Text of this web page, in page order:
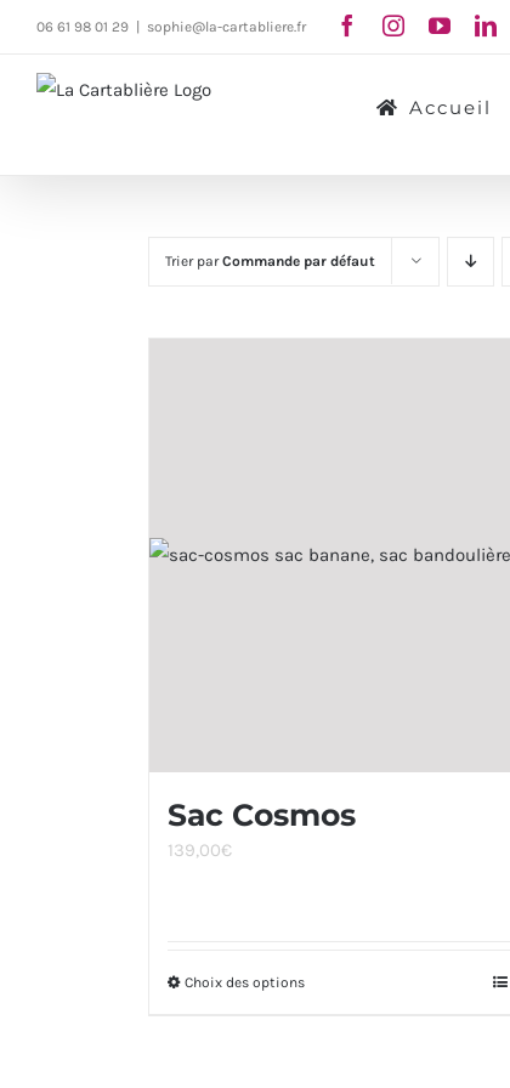
contenu
06 61 98 01 29 sophie@la-cartabliere.fr
Accueil
Trier parCommande par défaut
Sac Cosmos
139,00€
Choix des optionsCe